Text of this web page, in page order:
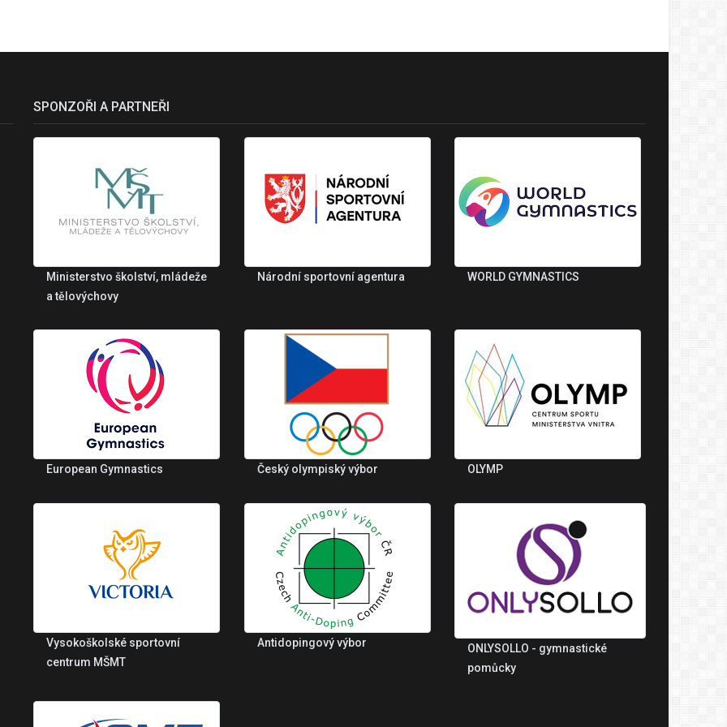
SPONZOŘI A PARTNEŘI
Ministerstvo školství, mládeže
a tělovýchovy
Národní sportovní agentura WORLD GYMNASTICS
European Gymnastics Český olympiský výbor OLYMP
Vysokoškolské sportovní
centrum MŠMT
Antidopingový výbor
ONLYSOLLO - gymnastické
pomůcky